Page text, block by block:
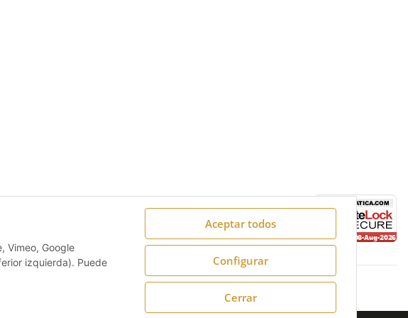
Aceptar todos
Configurar
Cerrar
Vimeo, Google
izquierda). Puede